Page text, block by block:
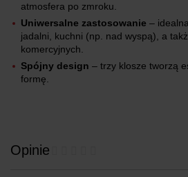
atmosfera po zmroku.
Uniwersalne zastosowanie –
jadalni, kuchni (np. nad wyspą), a
komercyjnych.
Spójny design – trzy klosze tworzą
formę.
Opinie